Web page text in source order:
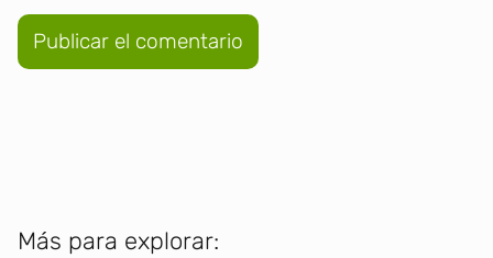
Más para explorar: